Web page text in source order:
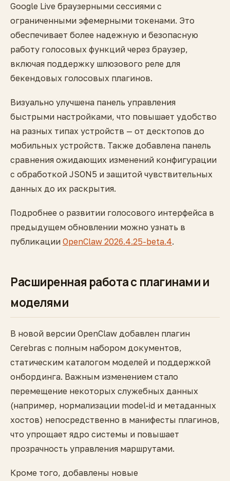
Google Live браузерными сессиями с
ограниченными эфемерными токенами. Это
обеспечивает более надежную и безопасную
работу голосовых функций через браузер,
включая поддержку шлюзового реле для
бекендовых голосовых плагинов.
Визуально улучшена панель управления
быстрыми настройками, что повышает удобство
на разных типах устройств — от десктопов до
мобильных устройств. Также добавлена панель
сравнения ожидающих изменений конфигурации
с обработкой JSON5 и защитой чувствительных
данных до их раскрытия.
Подробнее о развитии голосового интерфейса в
предыдущем обновлении можно узнать в
публикации OpenClaw 2026.4.25-beta.4.
Расширенная работа с плагинами и
моделями
В новой версии OpenClaw добавлен плагин
Cerebras с полным набором документов,
статическим каталогом моделей и поддержкой
онбординга. Важным изменением стало
перемещение некоторых служебных данных
(например, нормализации model-id и метаданных
хостов) непосредственно в манифесты плагинов,
что упрощает ядро системы и повышает
прозрачность управления маршрутами.
Кроме того, добавлены новые